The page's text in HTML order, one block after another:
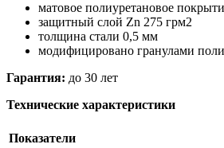
матовое полиуретановое
защитный слой Zn 275 грм2
толщина стали 0,5 мм
модифицировано гранулами
Гарантия: до 30 лет
Технические характеристики
Показатели